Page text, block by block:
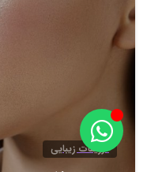
تزریقات زیبایی